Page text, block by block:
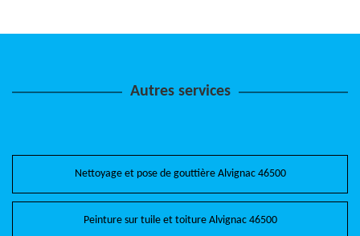
Autres services
Nettoyage et pose de gouttière Alvignac 46500
Peinture sur tuile et toiture Alvignac 46500